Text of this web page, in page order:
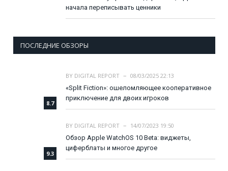
начала переписывать ценники
ПОСЛЕДНИЕ ОБЗОРЫ
8.7
BY DIGITAL REPORT
08/03/2025 22:13
«Split Fiction»: ошеломляющее кооперативное
приключение для двоих игроков
9.3
BY DIGITAL REPORT
14/07/2023 19:50
Обзор Apple WatchOS 10 Beta: виджеты,
циферблаты и многое другое